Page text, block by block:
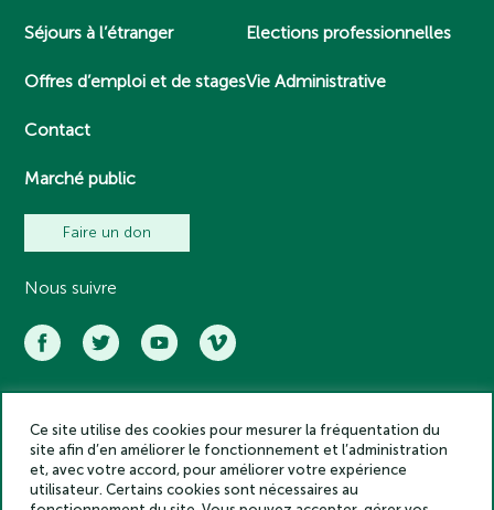
Séjours à l’étranger
Offres d’emploi et de stages
Contact
Marché public
Elections professionnelles
Vie Administrative
Faire un don
Nous suivre
Académie des inscriptions et belles lettres – Tous droits réservés
2025
Politique de confidentialité
Mentions légales
Ce site utilise des cookies pour mesurer la fréquentation du
site afin d’en améliorer le fonctionnement et l’administration
et, avec votre accord, pour améliorer votre expérience
utilisateur. Certains cookies sont nécessaires au